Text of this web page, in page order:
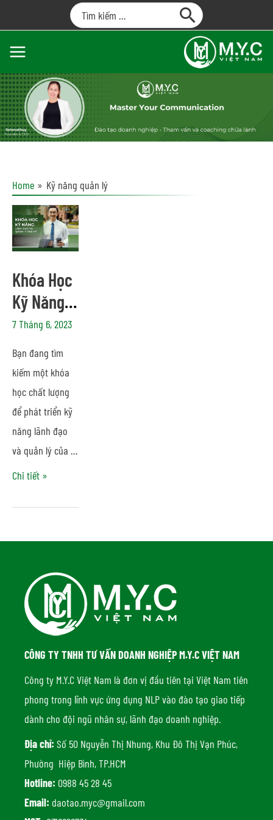
Home Kỹ năng quản lý
Khóa Học
Kỹ Năng
Lãnh Đạo
Và Quản
Lý Online
Tại M.Y.C
7 Tháng 6, 2023
Bạn đang tìm
kiếm một khóa
học chất lượng
để phát triển kỹ
năng lãnh đạo
và quản lý của …
Chi tiết »
CÔNG TY TNHH TƯ VẤN DOANH NGHIỆP M.Y.C VIỆT NAM
Công ty M.Y.C Việt Nam là đơn vị đầu tiên tại Việt Nam tiên
phong trong lĩnh vực ứng dụng NLP vào đào tạo giao tiếp
dành cho đội ngũ nhân sự, lãnh đạo doanh nghiệp.
Địa chỉ: Số 50 Nguyễn Thị Nhung, Khu Đô Thị Vạn Phúc,
Phường Hiệp Bình, TP.HCM
Hotline: 0988 45 28 45
Email: daotao.myc@gmail.com